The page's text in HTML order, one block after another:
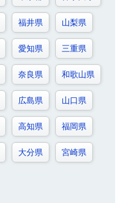
福井県 山梨県
愛知県 三重県
奈良県 和歌山県
広島県 山口県
高知県 福岡県
大分県 宮崎県